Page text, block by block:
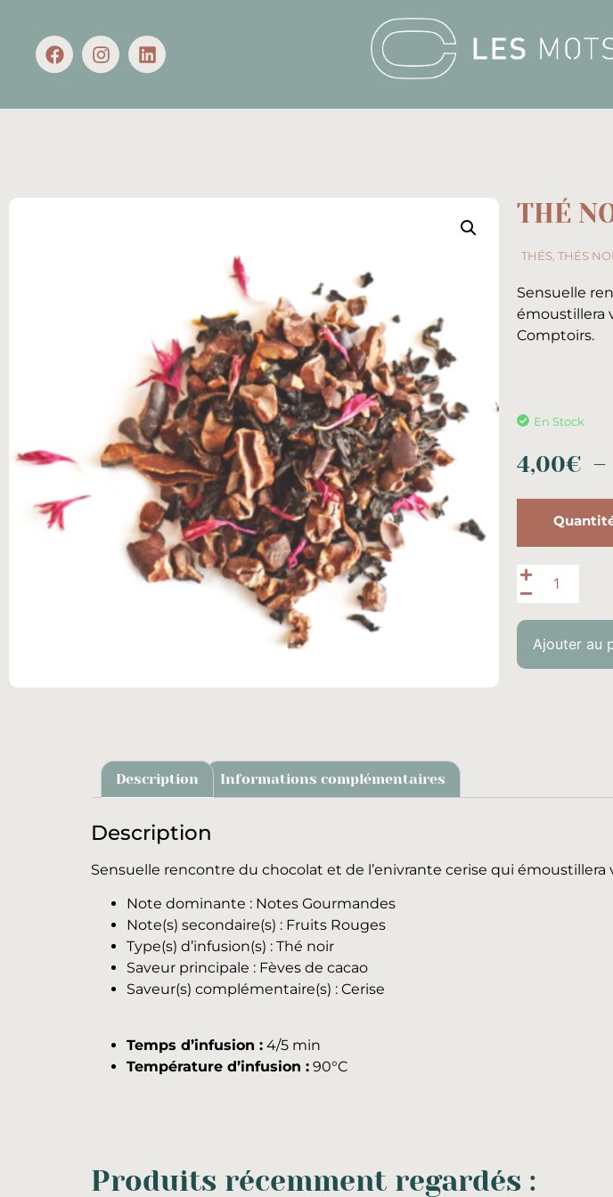
THÉ
THÉS THÉS
Sensuelle
émoustillera
Comptoirs.
En Stock
4,00€ –
Ajouter au
Description Informations complémentaires
Description
Sensuelle rencontre du chocolat et de l’enivrante cerise qui
Note dominante : Notes Gourmandes
Note(s) secondaire(s) : Fruits Rouges
Type(s) d’infusion(s) : Thé noir
Saveur principale : Fèves de cacao
Saveur(s) complémentaire(s) : Cerise
Temps d’infusion : 4/5 min
Température d’infusion : 90°C
Produits récemment regardés :